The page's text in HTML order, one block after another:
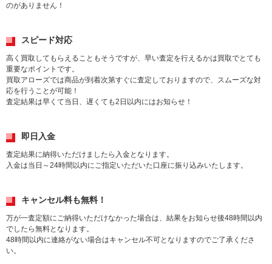
のがありません！
スピード対応
高く買取してもらえることもそうですが、早い査定を行えるかは買取でとても
重要なポイントです。
買取アローズでは商品が到着次第すぐに査定しておりますので、スムーズな対
応を行うことが可能！
査定結果は早くて当日、遅くても2日以内にはお知らせ！
即日入金
査定結果に納得いただけましたら入金となります。
入金は当日～24時間以内にご指定いただいた口座に振り込みいたします。
キャンセル料も無料！
万が一査定額にご納得いただけなかった場合は、結果をお知らせ後48時間以内
でしたら無料となります。
48時間以内に連絡がない場合はキャンセル不可となりますのでご了承くださ
い。